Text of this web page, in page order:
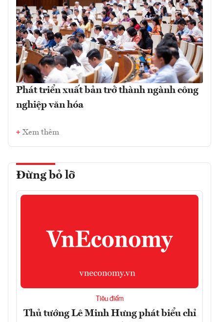
Phát triển xuất bản trở thành ngành công
nghiệp văn hóa
Xem thêm
Đừng bỏ lỡ
Tiêu điểm
Thủ tướng Lê Minh Hưng phát biểu chỉ